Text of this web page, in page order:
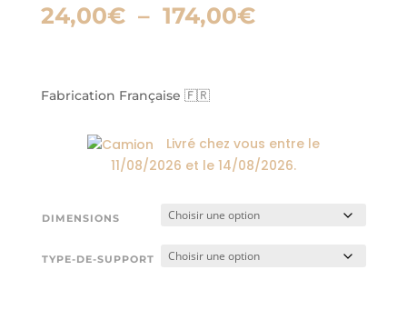
24,00€ – 174,00€Plage
Fabrication Française 🇫🇷
Livré chez vous entre le
11/08/2026 et le 14/08/2026.
DIMENSIONS
TYPE-DE-SUPPORT